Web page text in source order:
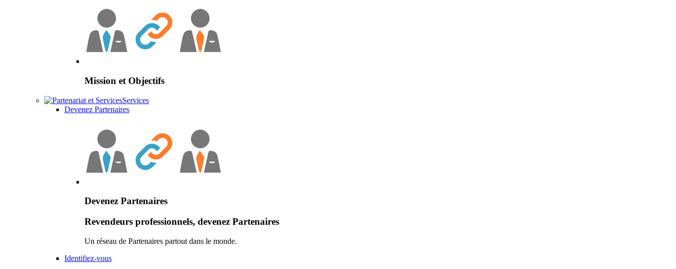
Mission et Objectifs
Services
Devenez Partenaires
Devenez Partenaires
Revendeurs professionnels, devenez Partenaires
Un réseau de Partenaires partout dans le monde.
Identifiez-vous